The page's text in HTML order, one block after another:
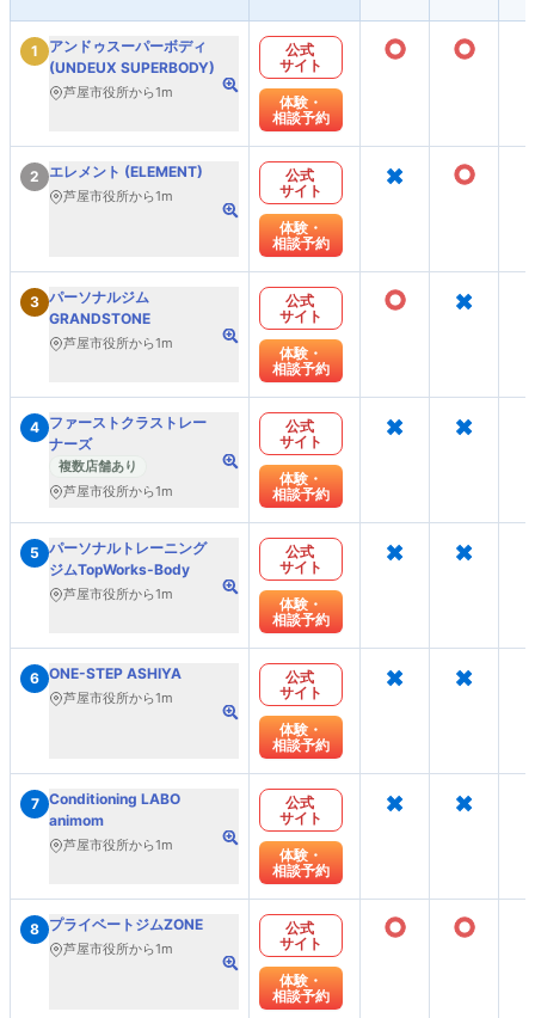
1
アンドゥスーパーボディ
(UNDEUX SUPERBODY)
芦屋市役所から1m
公式
サイト
体験・
相談予約
○ ○
2 エレメント (ELEMENT)
芦屋市役所から1m
公式
サイト
体験・
相談予約
× ○
3 パーソナルジム
GRANDSTONE
芦屋市役所から1m
公式
サイト
体験・
相談予約
○ ×
4 ファーストクラストレー
ナーズ
複数店舗あり
芦屋市役所から1m
公式
サイト
体験・
相談予約
× ×
5 パーソナルトレーニング
ジムTopWorks-Body
芦屋市役所から1m
公式
サイト
体験・
相談予約
× ×
6 ONE-STEP ASHIYA
芦屋市役所から1m
公式
サイト
体験・
相談予約
× ×
7 Conditioning LABO
animom
芦屋市役所から1m
公式
サイト
体験・
相談予約
× ×
8 プライベートジムZONE
芦屋市役所から1m
公式
サイト
体験・
相談予約
○ ○